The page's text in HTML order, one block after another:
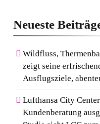
Neueste
Wildfluss,
zeigt seine
Ausflugsziele,
Lufthansa City
Kundenberatung